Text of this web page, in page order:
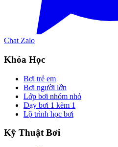
Chat Zalo
Khóa Học
Bơi trẻ em
Bơi người lớn
Lớp bơi nhóm nhỏ
Dạy bơi 1 kèm 1
Lộ trình học bơi
Kỹ Thuật Bơi